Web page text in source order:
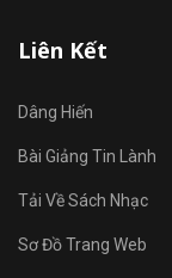
Liên Kết
Dâng Hiến
Bài Giảng Tin Lành
Tải Về Sách Nhạc
Sơ Đồ Trang Web